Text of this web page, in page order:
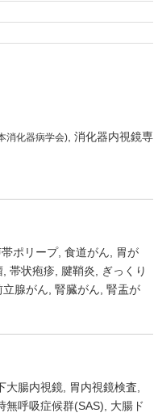
消化器病学会) 消化器内視鏡専
ポリープ 食道がん
胃が
帯状疱疹 腱鞘炎
ぎっくり
立腺がん 腎臓がん 腎盂が
大腸内視鏡
胃内視鏡検査
無呼吸症候群(SAS) 大腸ド